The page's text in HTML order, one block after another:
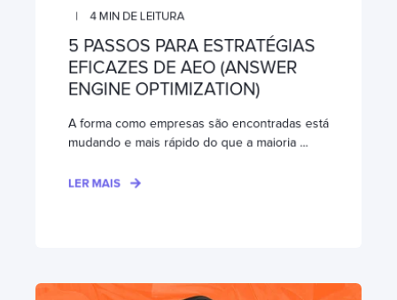
4MIN DE LEITURA
5 PASSOS PARA ESTRATÉGIAS
EFICAZES DE AEO (ANSWER
ENGINE OPTIMIZATION)
A forma como empresas são encontradas está
mudando e mais rápido do que a maioria ...
LER MAIS